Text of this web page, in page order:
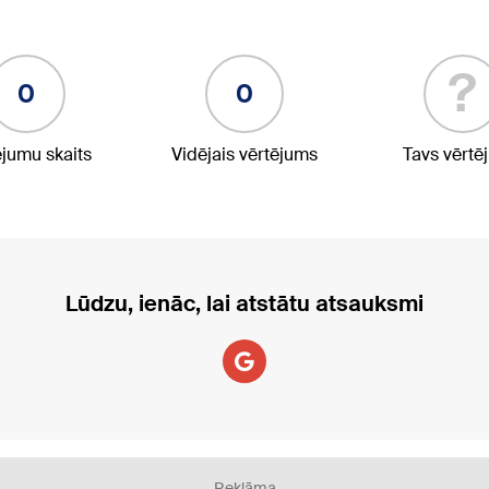
0
skaits
0
Vidējais vērtējums
?
Tavs
Lūdzu, ienāc, lai atstātu atsauksmi